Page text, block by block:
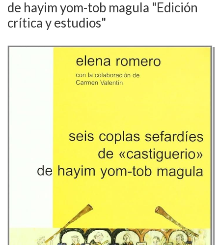
de hayim yom-tob magula "Edición
crítica y estudios"